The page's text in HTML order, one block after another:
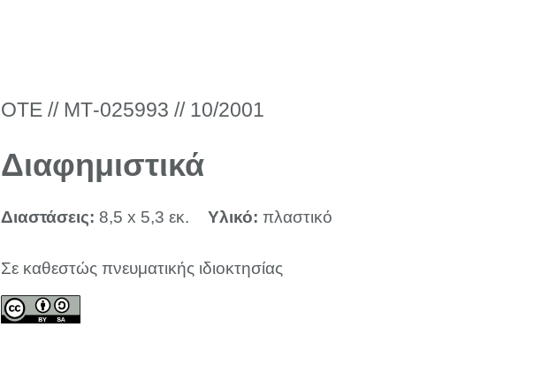
ΟΤΕ // ΜΤ-025993 // 10/2001
Διαφημιστικά
Διαστάσεις: 8,5 x 5,3 εκ. Υλικό: πλαστικό
Σε καθεστώς πνευματικής ιδιοκτησίας